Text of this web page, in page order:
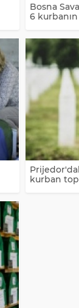
Bosna
6
kurban